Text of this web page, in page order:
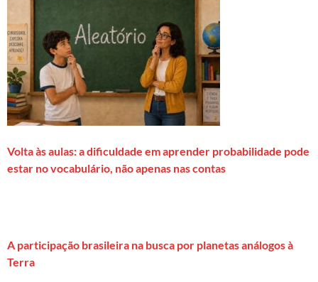
Volta às aulas: a dificuldade em aprender probabilidade pode
estar no vocabulário, não apenas nas contas
A participação brasileira na busca por planetas análogos à
Terra